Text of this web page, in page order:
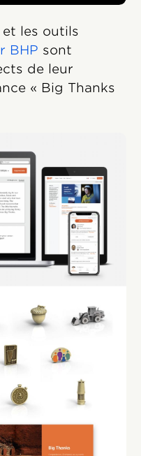
les outils
BHP sont
de leur
« Big Thanks